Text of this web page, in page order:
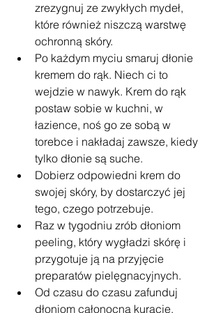
zrezygnuj ze zwykłych mydeł,
które również niszczą warstwę
ochronną skóry.
Po każdym myciu smaruj dłonie
kremem do rąk. Niech ci to
wejdzie w nawyk. Krem do rąk
postaw sobie w kuchni, w
łazience, noś go ze sobą w
torebce i nakładaj zawsze, kiedy
tylko dłonie są suche.
Dobierz odpowiedni krem do
swojej skóry, by dostarczyć jej
tego, czego potrzebuje.
Raz w tygodniu zrób dłoniom
peeling, który wygładzi skórę i
przygotuje ją na przyjęcie
preparatów pielęgnacyjnych.
Od czasu do czasu zafunduj
dłoniom całonocną kurację.